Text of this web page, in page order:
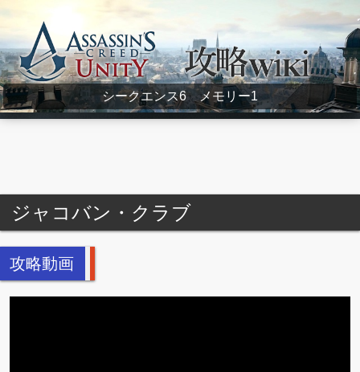
Assassin's Creed Unity Wiki
シークエンス6 メモリー1
ジャコバン・クラブ
攻略動画